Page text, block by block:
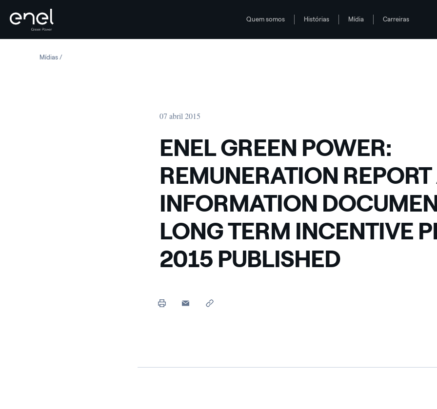
Quem somos Histórias Mídia Carreiras
MídiasENEL GREEN POWER: REMUNERATION REPORT AND INFORMATION DOCUMENT ON LONG TERM INCENTIVE PLAN 2015 PUBLISHED
07 abril 2015
ENEL GREEN POWER:
REMUNERATION
INFORMATION
LONG TERM INCENTIVE
2015 PUBLISHED